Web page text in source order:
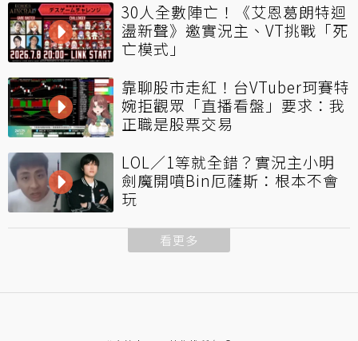
30人全數陣亡！《艾恩葛朗特迴
盪新聲》邀實況主、VT挑戰「死
亡模式」
靠聊股市走紅！台VTuber珂賽特
婉拒觀眾「直播看盤」要求：我
正職是股票交易
LOL／1等就全錯？實況主小明
劍魔開噴Bin厄薩斯：根本不會
玩
看更多